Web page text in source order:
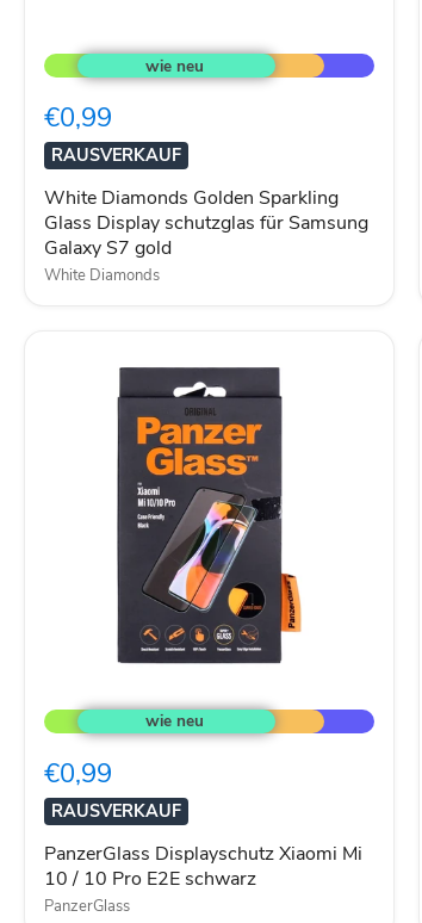
Diamonds
Golden
Glass
Display
schutzglas
für
Samsung
Galaxy
S7
gold
€0,99
RAUSVERKAUF
White Diamonds Golden Sparkling
Glass Display schutzglas für Samsung
Galaxy S7 gold
White Diamonds
Displayschutz
Xiaomi
10
/
10
Pro
E2E
schwarz
€0,99
RAUSVERKAUF
PanzerGlass Displayschutz Xiaomi Mi
10 / 10 Pro E2E schwarz
PanzerGlass